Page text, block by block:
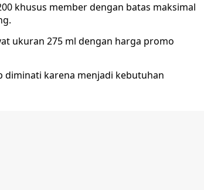
khusus member dengan batas maksimal
ukuran 275 ml dengan harga promo
diminati karena menjadi kebutuhan